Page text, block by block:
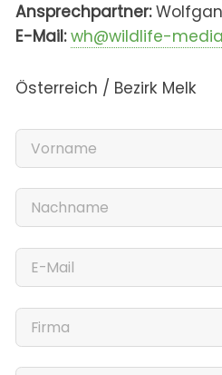
Ansprechpartner:
E-Mail: wh@wildlife-
Österreich / Bezirk Melk